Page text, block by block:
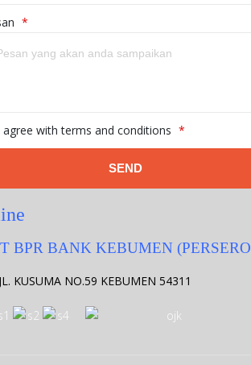
*
agree with terms and conditions *
BPR BANK KEBUMEN
JL. KUSUMA NO.59 KEBUMEN 54311